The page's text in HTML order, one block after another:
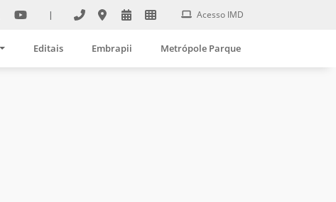
| Acesso IMD
Editais Embrapii Metrópole Parque